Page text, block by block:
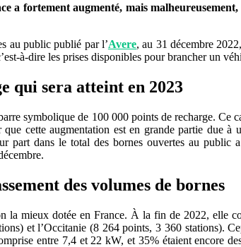
a fortement augmenté, mais
au public publié par l’Avere, au 31 décembre
à-dire les prises disponibles pour brancher un
qui sera atteint en 2023
symbolique de 100 000 points de recharge.
cette augmentation est en grande partie due
part dans le total des bornes ouvertes au
des volumes de bornes
la mieux dotée en France. À la fin de 2022,
et l’Occitanie (8 264 points, 3 360 stations).
entre 7,4 et 22 kW, et 35% étaient encore